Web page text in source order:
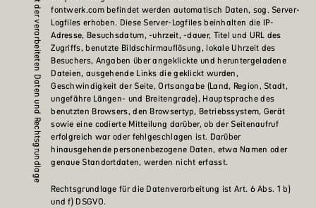
Art der verarbeiteten Daten und Rechtsgrundlage
fontwerk.com befindet werden automatisch Daten, sog. Server-
Logfiles erhoben. Diese Server-Logfiles beinhalten die IP-
Adresse, Besuchsdatum, -uhrzeit, -dauer, Titel und URL des
Zugriffs, benutzte Bildschirmauflösung, lokale Uhrzeit des
Besuchers, Angaben über angeklickte und heruntergeladene
Dateien, ausgehende Links die geklickt wurden,
Geschwindigkeit der Seite, Ortsangabe (Land, Region, Stadt,
ungefähre Längen- und Breitengrade), Hauptsprache des
benutzten Browsers, den Browsertyp, Betriebssystem, Gerät
sowie eine codierte Mitteilung darüber, ob der Seitenaufruf
erfolgreich war oder fehlgeschlagen ist. Darüber
hinausgehende personenbezogene Daten, etwa Namen oder
genaue Standortdaten, werden nicht erfasst.
Rechtsgrundlage für die Datenverarbeitung ist Art. 6 Abs. 1 b)
und f) DSGVO.